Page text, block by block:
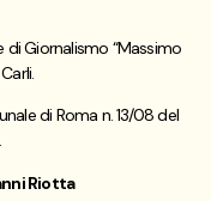
Giornalismo “Massimo
di Roma n. 13/08 del
Riotta